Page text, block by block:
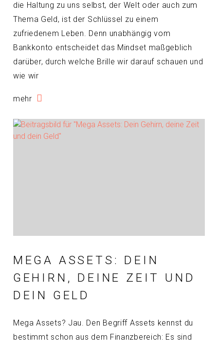
die Haltung zu uns selbst, der Welt oder auch zum
Thema Geld, ist der Schlüssel zu einem
zufriedenem Leben. Denn unabhängig vom
Bankkonto entscheidet das Mindset maßgeblich
darüber, durch welche Brille wir darauf schauen und
wie wir
mehr
MEGA ASSETS: DEIN
GEHIRN, DEINE ZEIT UND
DEIN GELD
Mega Assets? Jau. Den Begriff Assets kennst du
bestimmt schon aus dem Finanzbereich: Es sind